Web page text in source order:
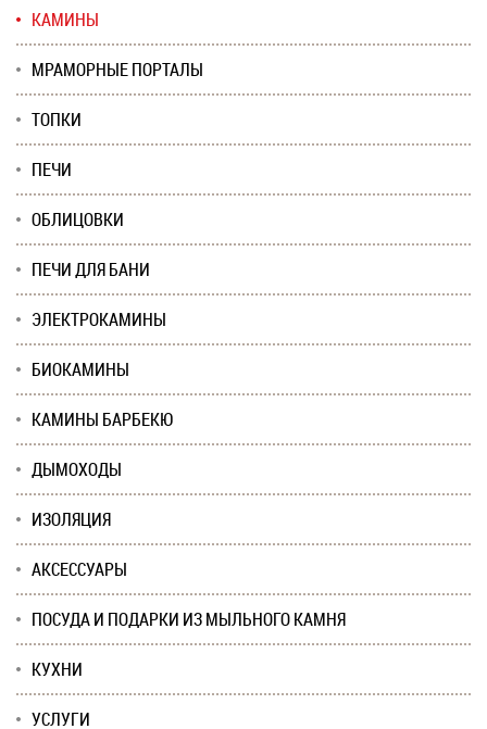
КАМИНЫ
МРАМОРНЫЕ ПОРТАЛЫ
ТОПКИ
ПЕЧИ
ОБЛИЦОВКИ
ПЕЧИ ДЛЯ БАНИ
ЭЛЕКТРОКАМИНЫ
БИОКАМИНЫ
КАМИНЫ БАРБЕКЮ
ДЫМОХОДЫ
ИЗОЛЯЦИЯ
АКСЕССУАРЫ
ПОСУДА И ПОДАРКИ ИЗ МЫЛЬНОГО КАМНЯ
КУХНИ
УСЛУГИ